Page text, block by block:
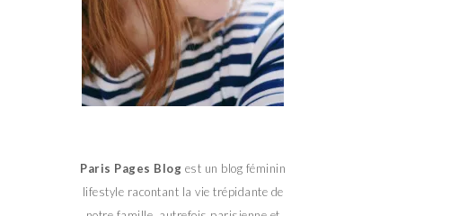
Paris Pages Blog est un blog féminin
lifestyle racontant la vie trépidante de